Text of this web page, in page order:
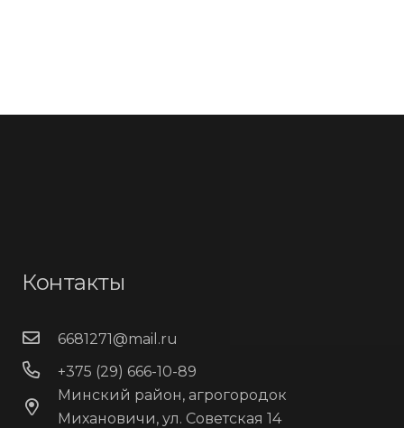
Контакты
6681271@mail.ru
+375 (29) 666-10-89
Минский район, агрогородок
Михановичи, ул. Советская 14